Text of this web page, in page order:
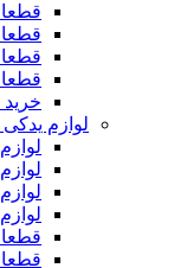
قطعات بلدوزر
قطعات بلدوزر
قطعات بلدوزر
قطعات بلدوزر
خرید انواع
لوازم یدکی جرثقیل
لوازم یدکی
لوازم یدکی
لوازم یدکی
لوازم یدکی
قطعات جرثقیل
قطعات جرثقیل